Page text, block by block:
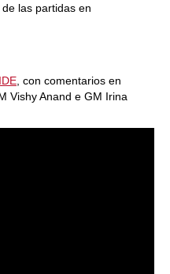
las partidas en
, con comentarios en
Vishy Anand e GM Irina